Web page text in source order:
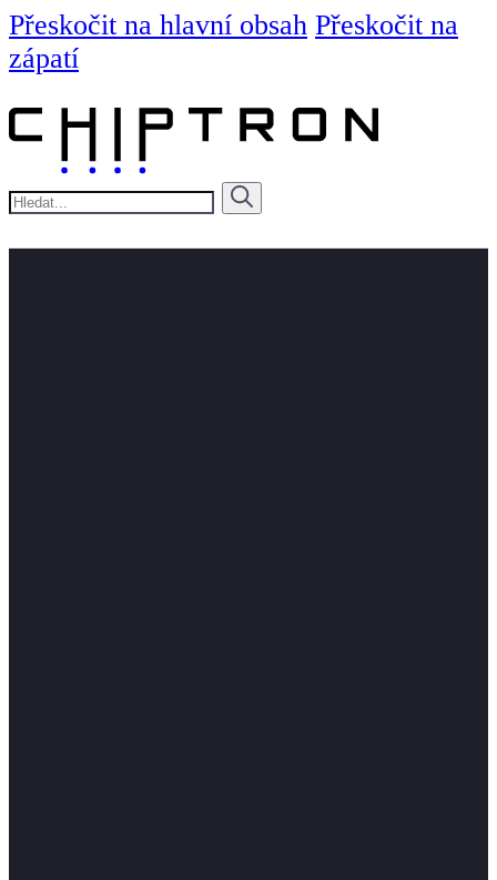
Přeskočit na hlavní obsah Přeskočit na
zápatí
Hledat